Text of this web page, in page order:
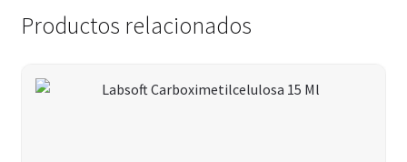
Productos relacionados